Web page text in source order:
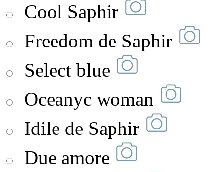
Cool Saphir
Freedom de Saphir
Select blue
Oceanyc woman
Idile de Saphir
Due amore